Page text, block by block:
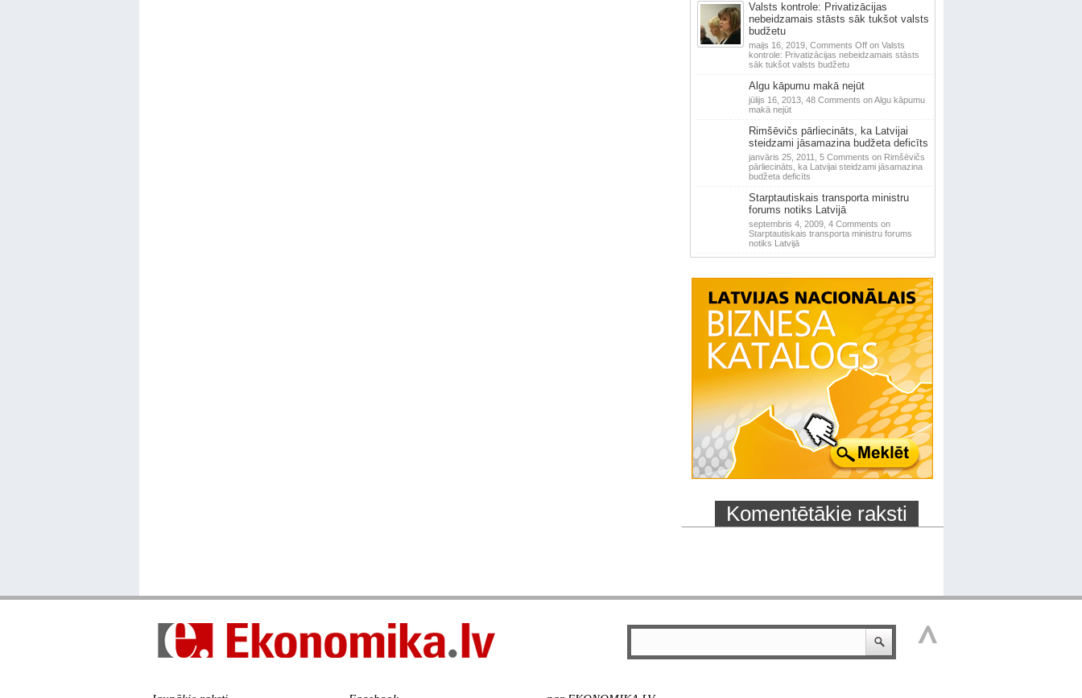
Valsts kontrole: Privatizācijas
nebeidzamais stāsts sāk tukšot valsts
budžetu
maijs 16, 2019, Comments Offon Valsts
kontrole: Privatizācijas nebeidzamais stāsts
sāk tukšot valsts budžetu
Algu kāpumu makā nejūt
jūlijs 16, 2013, 48 Comments on Algu kāpumu
makā nejūt
Rimšēvičs pārliecināts, ka Latvijai
steidzami jāsamazina budžeta deficīts
janvāris 25, 2011, 5 Comments on Rimšēvičs
pārliecināts, ka Latvijai steidzami jāsamazina
budžeta deficīts
Starptautiskais transporta ministru
forums notiks Latvijā
septembris 4, 2009, 4 Comments on
Starptautiskais transporta ministru forums
notiks Latvijā
Komentētākie raksti